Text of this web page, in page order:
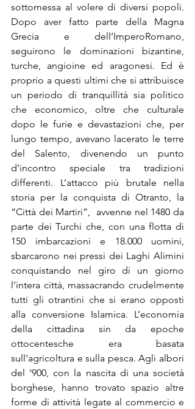
sottomessa al volere di diversi popoli.
Dopo aver fatto parte della Magna
Grecia e dell’ImperoRomano,
seguirono le dominazioni bizantine,
turche, angioine ed aragonesi. Ed è
proprio a questi ultimi che si attribuisce
un periodo di tranquillità sia politico
che economico, oltre che culturale
dopo le furie e devastazioni che, per
lungo tempo, avevano lacerato le terre
del Salento, divenendo un punto
d’incontro speciale tra tradizioni
differenti. L’attacco più brutale nella
storia per la conquista di Otranto, la
“Città dei Martiri”,  avvenne nel 1480 da
parte dei Turchi che, con una flotta di
150 imbarcazioni e 18.000 uomini,
sbarcarono nei pressi dei Laghi Alimini
conquistando nel giro di un giorno
l’intera città, massacrando crudelmente
tutti gli otrantini che si erano opposti
alla conversione Islamica. L’economia
della cittadina sin da epoche
ottocentesche era basata
sull'agricoltura e sulla pesca. Agli albori
del ‘900, con la nascita di una società
borghese, hanno trovato spazio altre
forme di attività legate al commercio e